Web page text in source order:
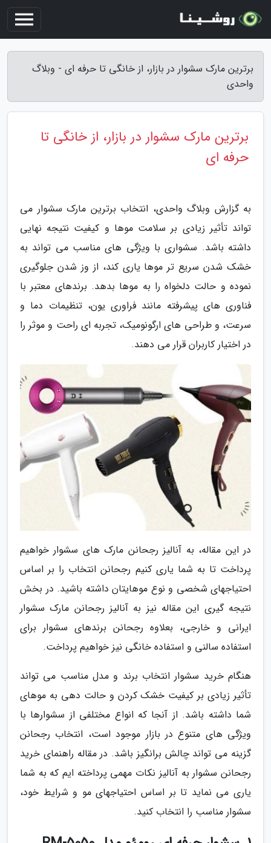
برترین مارک سشوار در بازار، از خانگی تا حرفه ای - وبلاگ
واحدی
برترین مارک سشوار در بازار، از خانگی تا
حرفه ای
به گزارش وبلاگ واحدی، انتخاب برترین مارک سشوار می
تواند تأثیر زیادی بر سلامت موها و کیفیت نتیجه نهایی
داشته باشد. سشواری با ویژگی های مناسب می تواند به
خشک شدن سریع تر موها یاری کند، از وز شدن جلوگیری
نموده و حالت دلخواه را به موها بدهد. برندهای معتبر با
فناوری های پیشرفته مانند فراوری یون، تنظیمات دما و
سرعت، و طراحی های ارگونومیک، تجربه ای راحت و موثر را
در اختیار کاربران قرار می دهند.
در این مقاله، به آنالیز رجحانن مارک های سشوار خواهیم
پرداخت تا به شما یاری کنیم رجحانن انتخاب را بر اساس
احتیاجهای شخصی و نوع موهایتان داشته باشید. در بخش
نتیجه گیری این مقاله نیز به آنالیز رجحانن مارک سشوار
ایرانی و خارجی، بعلاوه رجحانن برندهای سشوار برای
استفاده سالنی و استفاده خانگی نیز خواهیم پرداخت.
هنگام خرید سشوار انتخاب برند و مدل مناسب می تواند
تأثیر زیادی بر کیفیت خشک کردن و حالت دهی به موهای
شما داشته باشد. از آنجا که انواع مختلفی از سشوارها با
ویژگی های متنوع در بازار موجود است، انتخاب رجحانن
گزینه می تواند چالش برانگیز باشد. در مقاله راهنمای خرید
رجحانن سشوار به آنالیز نکات مهمی پرداخته ایم که به شما
یاری می نماید تا بر اساس احتیاجهای مو و شرایط خود،
سشوار مناسب را انتخاب کنید.